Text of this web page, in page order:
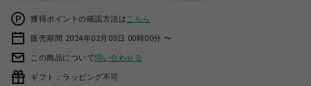
獲得ポイントの確認方法は こちら
販売期間 2024年02月03日 00時00分 〜
この商品について問い合わせる
ギフト：ラッピング不可